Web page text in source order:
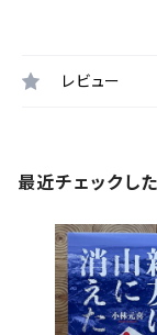
レビュー
最近チェックし